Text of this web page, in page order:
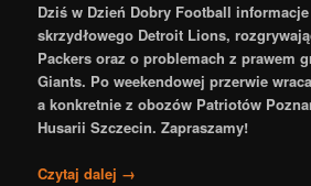
Dziś w Dzień Dobry Football
skrzydłowego Detroit Lions,
Packers oraz o problemach z prawem
Giants. Po weekendowej przerwie
a konkretnie z obozów Patriotów
Husarii Szczecin. Zapraszamy!
Czytaj dalej →